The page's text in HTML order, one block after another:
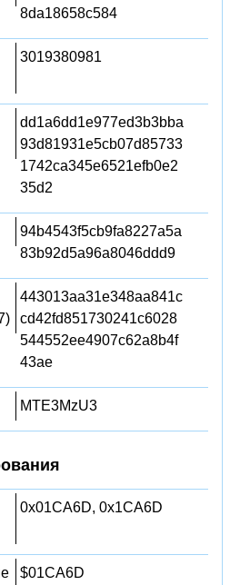
8da18658c584
3019380981
dd1a6dd1e977ed3b3bba
93d81931e5cb07d85733
1742ca345e6521efb0e2
35d2
94b4543f5cb9fa8227a5a
83b92d5a96a8046ddd9
443013aa31e348aa841c
cd42fd851730241c6028
544552ee4907c62a8b4f
43ae
MTE3MzU3
0x01CA6D, 0x1CA6D
$01CA6D